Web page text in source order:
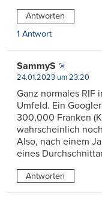
Antworten
1 Antwort
SammyS
24.01.2023 um 23:20
Ganz normales RIF
Umfeld. Ein
300,000 Franken
wahrscheinlich
Also, nach einem
eines
Antworten